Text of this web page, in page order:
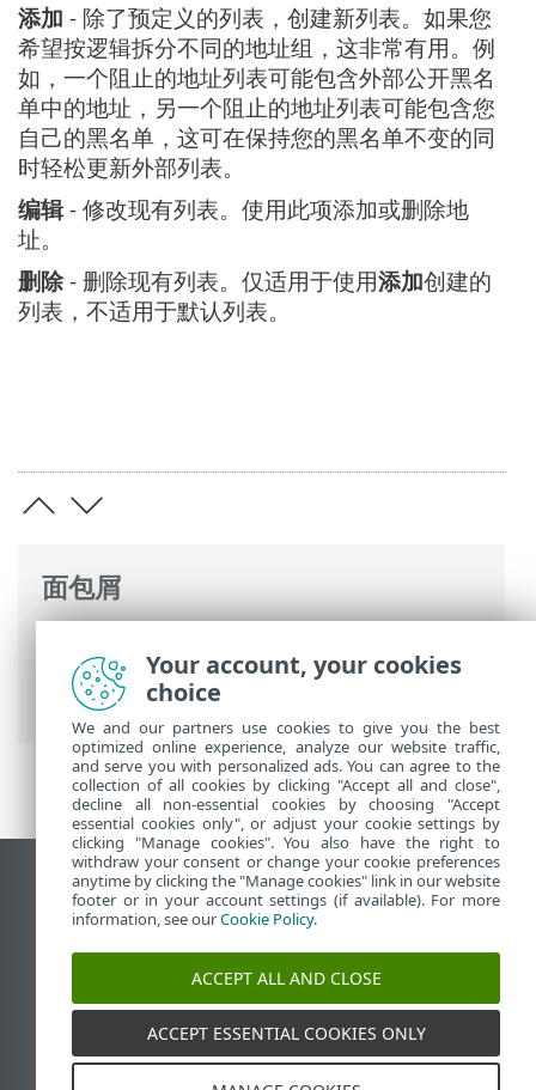
面包屑
高级设置
>保护 >Web 访问保护 > URL 列
表管理
添加 - 除了预定义的列表，创建新列表。如果您
希望按逻辑拆分不同的地址组，这非常有用。例
如，一个阻止的地址列表可能包含外部公开黑名
单中的地址，另一个阻止的地址列表可能包含您
自己的黑名单，这可在保持您的黑名单不变的同
时轻松更新外部列表。
编辑- 修改现有列表。使用此项添加或删除地
址。
删除 - 删除现有列表。仅适用于使用添加创建的
列表，不适用于默认列表。
查看桌面站点
End of Life
ESET 知识库
ESET Status Portal
Your account, your cookies
choice
We and our partners use cookies to give you the best
optimized online experience, analyze our website traffic,
and serve you with personalized ads. You can agree to the
collection of all cookies by clicking "Accept all and close",
decline all non-essential cookies by choosing "Accept
essential cookies only", or adjust your cookie settings by
clicking "Manage cookies". You also have the right to
withdraw your consent or change your cookie preferences
anytime by clicking the "Manage cookies" link in our website
footer or in your account settings (if available). For more
information, see ourCookie Policy.
ACCEPT ALL AND CLOSE
ACCEPT ESSENTIAL COOKIES ONLY